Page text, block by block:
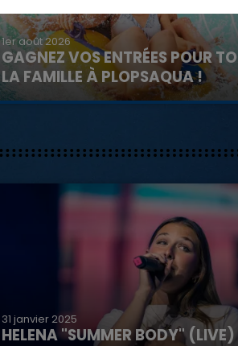
1er août 2026
GAGNEZ VOS ENTRÉES POUR
LA FAMILLE À PLOPSAQUA !
31 janvier 2025
HELENA "SUMMER BODY" (LIVE)